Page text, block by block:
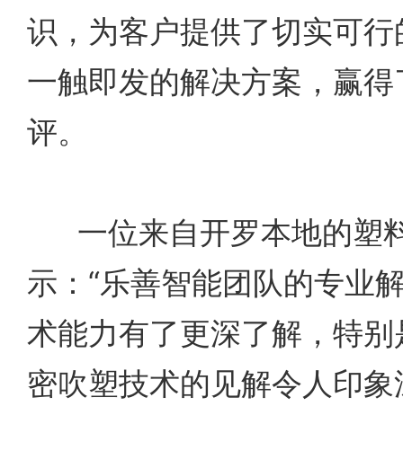
识，为客户提供了切实可
一触即发的解决方案，赢
评。
一位来自开罗本地的塑
示：“乐善智能团队的专业
术能力有了更深了解，特
密吹塑技术的见解令人印象